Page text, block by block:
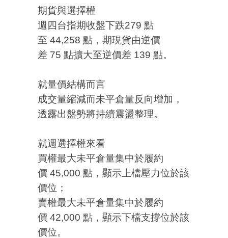
期貨與選擇權
週四台指期收盤下跌279 點
至 44,258 點，期現貨由逆價
差 75 點擴大至逆價差 139 點。
就量價結構而言
成交量縮減而未平倉量反向增加，
透露出盤勢將持續震盪整理。
就週選擇權來看
買權最大未平倉量集中於履約
價 45,000 點，顯示上檔壓力位於該
價位；
賣權最大未平倉量集中於履約
價 42,000 點，顯示下檔支撐位於該
價位。